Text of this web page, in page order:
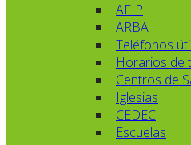
AFIP
ARBA
Teléfonos
Horarios de
Centros de
Iglesias
CEDEC
Escuelas